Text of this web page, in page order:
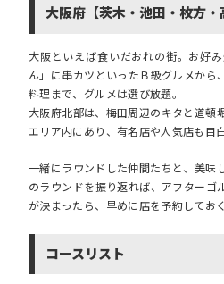
大阪府【茨木・池田・枚方
大阪といえば食いだおれの街。お好
ん」に串カツといったＢ級グルメから
料理まで、グルメは選び放題。
大阪府北部は、梅田周辺のキタと道頓
エリア内にあり、有名店や人気店も目
一緒にラウンドした仲間たちと、美味
のラウンドを振り返れば、アフターゴ
が決まったら、早めに店を予約してお
コースリスト